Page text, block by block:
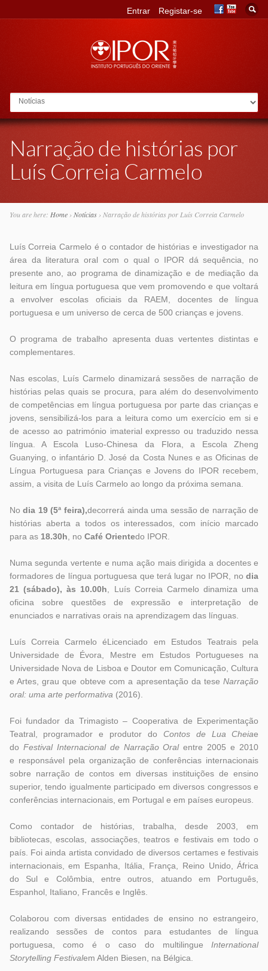
Go to:
Entrar Registar-se
Narração de histórias por
Luís Correia Carmelo
You are here: Home› Notícias› Narração de histórias por Luís Correia Carmelo
Luís Correia Carmelo é o contador de histórias e investigador na
área da literatura oral com o qual o IPOR dá sequência, no
presente ano, ao programa de dinamização e de mediação da
leitura em língua portuguesa que vem promovendo e que voltará
a envolver escolas oficiais da RAEM, docentes de língua
portuguesa e um universo de cerca de 500 crianças e jovens.
O programa de trabalho apresenta duas vertentes distintas e
complementares.
Nas escolas, Luís Carmelo dinamizará sessões de narração de
histórias pelas quais se procura, para além do desenvolvimento
de competências em língua portuguesa por parte das crianças e
jovens, sensibilizá-los para a leitura como um exercício em si e
de acesso ao património imaterial expresso ou traduzido nessa
língua. A Escola Luso-Chinesa da Flora, a Escola Zheng
Guanying, o infantário D. José da Costa Nunes e as Oficinas de
Língua Portuguesa para Crianças e Jovens do IPOR recebem,
assim, a visita de Luís Carmelo ao longo da próxima semana.
Nodia 19 (5ª feira),decorrerá ainda uma sessão de narração de
histórias aberta a todos os interessados, com início marcado
para as 18.30h , no Café Orientedo IPOR.
Numa segunda vertente e numa ação mais dirigida a docentes e
formadores de língua portuguesa que terá lugar no IPOR, nodia
21 (sábado), às 10.00h , Luís Correia Carmelo dinamiza uma
oficina sobre questões de expressão e interpretação de
enunciados e narrativas orais na aprendizagem das línguas.
Luís Correia Carmelo éLicenciado em Estudos Teatrais pela
Universidade de Évora, Mestre em Estudos Portugueses na
Universidade Nova de Lisboa e Doutor em Comunicação, Cultura
e Artes, grau que obteve com a apresentação da teseNarração
oral: uma arte performativa (2016).
Foi fundador da Trimagisto – Cooperativa de Experimentação
Teatral, programador e produtor do Contos de Lua Cheiae
do Festival Internacional de Narração Oralentre 2005 e 2010
e responsável pela organização de conferências internacionais
sobre narração de contos em diversas instituições de ensino
superior, tendo igualmente participado em diversos congressos e
conferências internacionais, em Portugal e em países europeus.
Como contador de histórias, trabalha, desde 2003, em
bibliotecas, escolas, associações, teatros e festivais em todo o
país. Foi ainda artista convidado de diversos certames e festivais
internacionais, em Espanha, Itália, França, Reino Unido, África
do Sul e Colômbia, entre outros, atuando em Português,
Espanhol, Italiano, Francês e Inglês.
Colaborou com diversas entidades de ensino no estrangeiro,
realizando sessões de contos para estudantes de língua
portuguesa, como é o caso do multilingue International
Storytelling Festivalem Alden Biesen, na Bélgica.